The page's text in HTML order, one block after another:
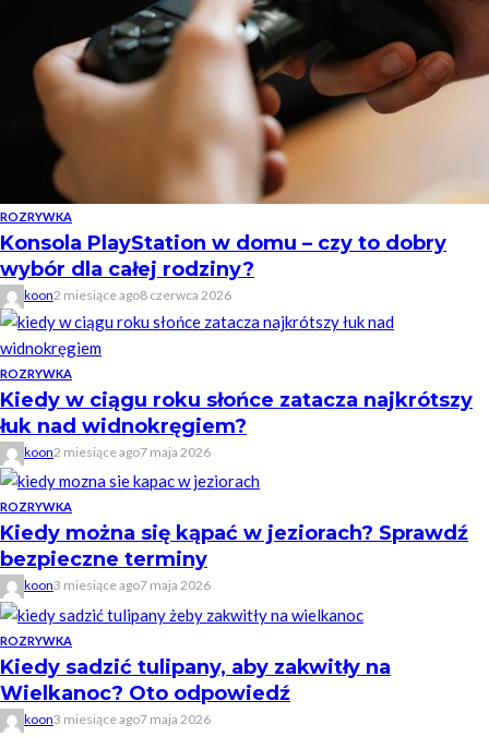
ROZRYWKA
Konsola PlayStation w domu – czy to dobry
wybór dla całej rodziny?
koon2 miesiące ago8 czerwca 2026
ROZRYWKA
Kiedy w ciągu roku słońce zatacza najkrótszy
łuk nad widnokręgiem?
koon2 miesiące ago7 maja 2026
ROZRYWKA
Kiedy można się kąpać w jeziorach? Sprawdź
bezpieczne terminy
koon3 miesiące ago7 maja 2026
ROZRYWKA
Kiedy sadzić tulipany, aby zakwitły na
Wielkanoc? Oto odpowiedź
koon3 miesiące ago7 maja 2026